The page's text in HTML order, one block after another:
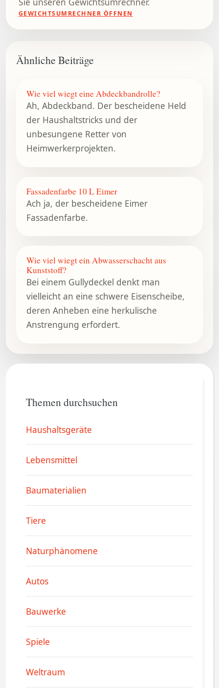
GEWICHTSUMRECHNER ÖFFNEN
Ähnliche Beiträge
Wie viel wiegt eine Abdeckbandrolle?
Ah, Abdeckband. Der bescheidene Held
der Haushaltstricks und der
unbesungene Retter von
Heimwerkerprojekten.
Fassadenfarbe 10 L Eimer
Ach ja, der bescheidene Eimer
Fassadenfarbe.
Wie viel wiegt ein Abwasserschacht aus
Kunststoff?
Bei einem Gullydeckel denkt man
vielleicht an eine schwere Eisenscheibe,
deren Anheben eine herkulische
Anstrengung erfordert.
Themen durchsuchen
Haushaltsgeräte
Lebensmittel
Baumaterialien
Tiere
Naturphänomene
Autos
Bauwerke
Spiele
Weltraum